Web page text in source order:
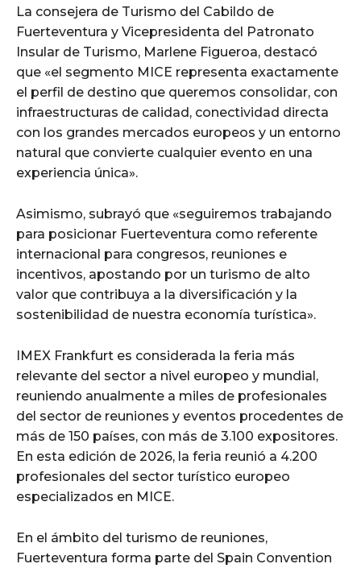
La consejera de Turismo del Cabildo de
Fuerteventura y Vicepresidenta del Patronato
Insular de Turismo, Marlene Figueroa, destacó
que «el segmento MICE representa exactamente
el perfil de destino que queremos consolidar, con
infraestructuras de calidad, conectividad directa
con los grandes mercados europeos y un entorno
natural que convierte cualquier evento en una
experiencia única».
Asimismo, subrayó que «seguiremos trabajando
para posicionar Fuerteventura como referente
internacional para congresos, reuniones e
incentivos, apostando por un turismo de alto
valor que contribuya a la diversificación y la
sostenibilidad de nuestra economía turística».
IMEX Frankfurt es considerada la feria más
relevante del sector a nivel europeo y mundial,
reuniendo anualmente a miles de profesionales
del sector de reuniones y eventos procedentes de
más de 150 países, con más de 3.100 expositores.
En esta edición de 2026, la feria reunió a 4.200
profesionales del sector turístico europeo
especializados en MICE.
En el ámbito del turismo de reuniones,
Fuerteventura forma parte del Spain Convention